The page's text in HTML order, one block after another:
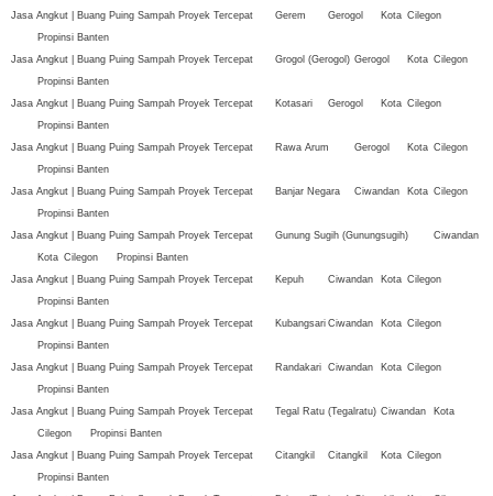
Jasa Angkut | Buang Puing Sampah Proyek Tercepat
Gerem Gerogol Kota Cilegon
Propinsi Banten
Jasa Angkut | Buang Puing Sampah Proyek Tercepat
Grogol (Gerogol) Gerogol Kota Cilegon
Propinsi Banten
Jasa Angkut | Buang Puing Sampah Proyek Tercepat
Kotasari Gerogol Kota Cilegon
Propinsi Banten
Jasa Angkut | Buang Puing Sampah Proyek Tercepat
Rawa Arum Gerogol Kota Cilegon
Propinsi Banten
Jasa Angkut | Buang Puing Sampah Proyek Tercepat
Banjar Negara Ciwandan Kota Cilegon
Propinsi Banten
Jasa Angkut | Buang Puing Sampah Proyek Tercepat
Gunung Sugih (Gunungsugih)
Ciwandan
Kota Cilegon
Propinsi Banten
Jasa Angkut | Buang Puing Sampah Proyek Tercepat
Kepuh Ciwandan Kota Cilegon
Propinsi Banten
Jasa Angkut | Buang Puing Sampah Proyek Tercepat
Kubangsari Ciwandan Kota Cilegon
Propinsi Banten
Jasa Angkut | Buang Puing Sampah Proyek Tercepat
Randakari Ciwandan Kota Cilegon
Propinsi Banten
Jasa Angkut | Buang Puing Sampah Proyek Tercepat
Tegal Ratu (Tegalratu) Ciwandan
Kota
Cilegon
Propinsi Banten
Jasa Angkut | Buang Puing Sampah Proyek Tercepat
Citangkil Citangkil Kota Cilegon
Propinsi Banten